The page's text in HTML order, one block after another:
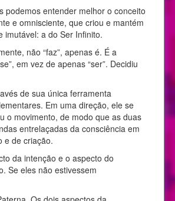
podemos entender melhor o conceito
e omnisciente, que criou e mantém
imutável: a do Ser Infinito.
não “faz”, apenas é. É a
em vez de apenas “ser”. Decidiu
de sua única ferramenta
Em uma direção, ele se
o movimento, de modo que as duas
entrelaçadas da consciência em
e de criação.
da intenção e o aspecto do
Se eles não estivessem